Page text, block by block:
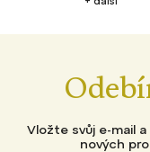
Vložte svůj e-mail
nových